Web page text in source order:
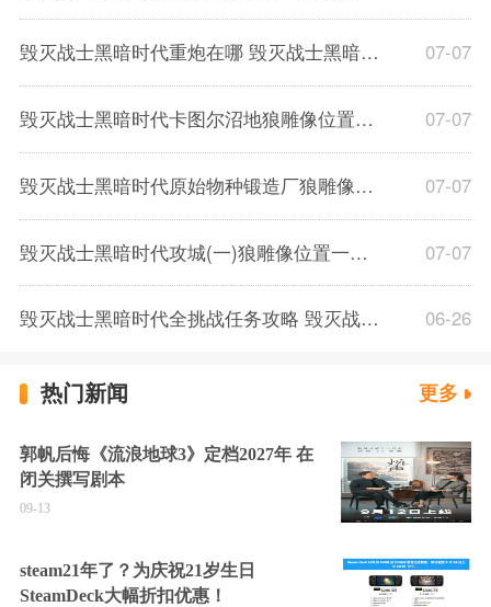
毁灭战士黑暗时代重炮在哪 毁灭战士黑暗时代重炮位置一览 07-07
毁灭战士黑暗时代卡图尔沼地狼雕像位置一览 毁灭战士黑暗时代卡图尔沼地狼雕像在哪 07-07
毁灭战士黑暗时代原始物种锻造厂狼雕像位置一览 原始物种锻造厂狼雕像在哪 07-07
毁灭战士黑暗时代攻城(一)狼雕像位置一览 毁灭战士黑暗时代攻城(一)狼雕像在哪 07-07
毁灭战士黑暗时代全挑战任务攻略 毁灭战士黑暗时代全关卡挑战完成攻略 06-26
热门新闻 更多
郭帆后悔《流浪地球3》定档2027年 在
闭关撰写剧本
09-13
steam21年了？为庆祝21岁生日
SteamDeck大幅折扣优惠！